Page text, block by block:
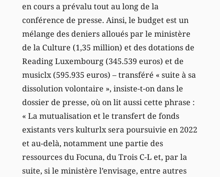
en cours a prévalu tout au long de la
conférence de presse. Ainsi, le budget est un
mélange des deniers alloués par le ministère
de la Culture (1,35 million) et des dotations de
Reading Luxembourg (345.539 euros) et de
musiclx (595.935 euros) – transféré « suite à sa
dissolution volontaire », insiste-t-on dans le
dossier de presse, où on lit aussi cette phrase :
« La mutualisation et le transfert de fonds
existants vers kulturlx sera poursuivie en 2022
et au-delà, notamment une partie des
ressources du Focuna, du Trois C-L et, par la
suite, si le ministère l’envisage, entre autres